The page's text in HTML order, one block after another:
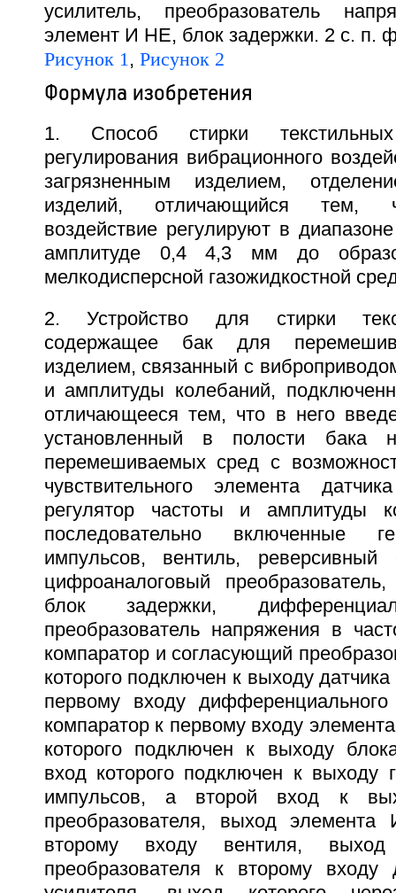
усилитель, преобразователь
элемент И НЕ, блок задержки. 2 с. п.
Рисунок 1, Рисунок 2
Формула изобретения
1. Способ стирки
регулирования вибрационного
загрязненным изделием,
изделий, отличающийся тем,
воздействие регулируют в
амплитуде 0,4 4,3 мм до
мелкодисперсной газожидкостной
2. Устройство для стирки
содержащее бак для
изделием, связанный с
и амплитуды колебаний,
отличающееся тем, что в него
установленный в полости бака
перемешиваемых сред с
чувствительного элемента
регулятор частоты и амплитуды
последовательно включенные
импульсов, вентиль, реверсивный
цифроаналоговый
блок задержки,
преобразователь напряжения в
компаратор и согласующий
которого подключен к выходу
первому входу
компаратор к первому входу
которого подключен к выходу
вход которого подключен к выходу
импульсов, а второй вход к
преобразователя, выход
второму входу вентиля, выход
преобразователя к второму входу